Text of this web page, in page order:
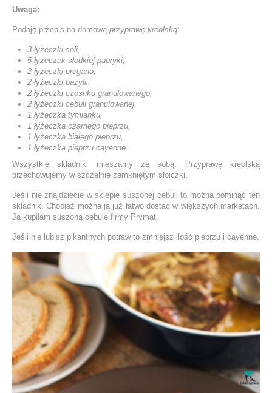
Uwaga:
Podaję przepis na domową przyprawę kreolską:
3 łyżeczki soli,
5 łyżeczek słodkiej papryki,
2 łyżeczki oregano,
2 łyżeczki bazylii,
2 łyżeczki czosnku granulowanego,
2 łyżeczki cebuli granulowanej,
1 łyżeczka tymianku,
1 łyżeczka czarnego pieprzu,
1 łyżeczka białego pieprzu,
1 łyżeczka pieprzu cayenne.
Wszystkie składniki mieszamy ze sobą. Przyprawę kreolską
przechowujemy w szczelnie zamkniętym słoiczki.
Jeśli nie znajdziecie w sklepie suszonej cebuli to można pominąć ten
składnik. Chociaż można ją już łatwo dostać w większych marketach.
Ja kupiłam suszoną cebulę firmy Prymat.
Jeśli nie lubisz pikantnych potraw to zmniejsz ilość pieprzu i cayenne.